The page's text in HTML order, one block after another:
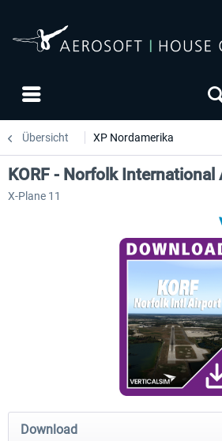
Übersicht XP Nordamerika
FunnerFlight - KSAN, KNZY & Naval
Base San...
KORF - Norfolk International
X-Plane 11
Download